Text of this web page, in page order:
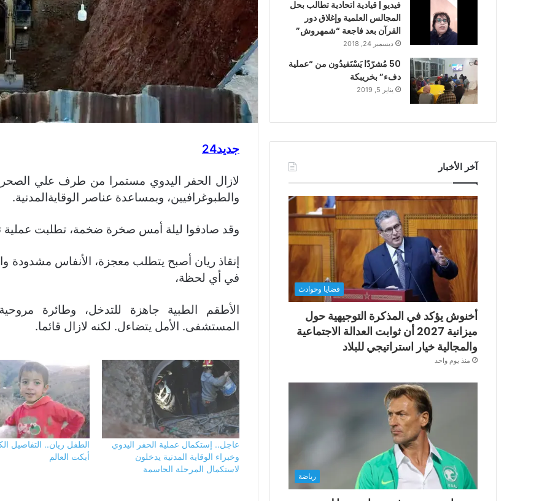
جديد24
لازال الحفر اليدوي مستمرا من طرف علي
والطبوغرافيين، وبمساعدة عناصر الوقايةالمدنية.
وقد صادفوا ليلة أمس صخرة ضخمة، تطلبت عملية
إنقاذ ريان أصبح يتطلب معجزة، الأنفاس مشدودة
في أي لحظة،
الأطقم الطبية جاهزة للتدخل، وطائرة
المستشفى. الأمل يتضاءل. لكنه لازال قائما.
عاجل.. إستكمال عملية الحفر اليدوي
وخبراء الوقاية المدنية يدخلون
لاستكمال المرحلة الحاسمة
الطفل ريان.. التفاصيل
أبكت العالم
فيديو | قيادية اتحادية تطالب بحل
المجالس العلمية وإغلاق دور
القرآن بعد فاجعة “شمهروش”
ديسمبر 24, 2018
50 مُشرّدًا يَسْتَفيدُون من “عملية
دفء” بخريبكة
يناير 5, 2019
آخر الأخبار
قضايا وحوادث
أخنوش يؤكد في المذكرة التوجيهية حول
ميزانية 2027 أن ثوابت العدالة الاجتماعية
والمجالية خيار استراتيجي للبلاد
منذ يوم واحد
رياضة